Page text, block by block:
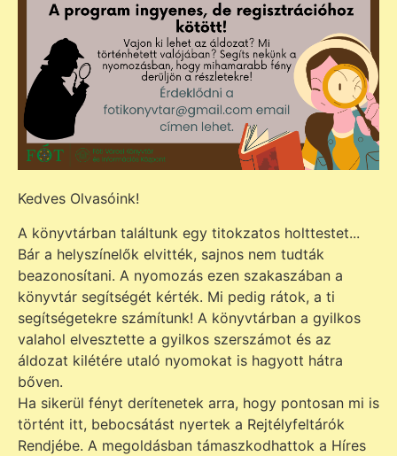
Kedves Olvasóink!
A könyvtárban találtunk egy titokzatos holttestet...
Bár a helyszínelők elvitték, sajnos nem tudták
beazonosítani. A nyomozás ezen szakaszában a
könyvtár segítségét kérték. Mi pedig rátok, a ti
segítségetekre számítunk! A könyvtárban a gyilkos
valahol elvesztette a gyilkos szerszámot és az
áldozat kilétére utaló nyomokat is hagyott hátra
bőven.
Ha sikerül fényt derítenetek arra, hogy pontosan mi is
történt itt, bebocsátást nyertek a Rejtélyfeltárók
Rendjébe. A megoldásban támaszkodhattok a Híres